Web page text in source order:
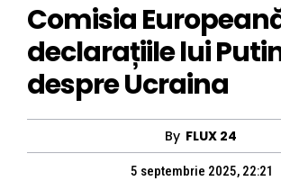
Comisia
declarațiile lui
despre Ucraina
By FLUX 24
5 septembrie 2025, 22:21